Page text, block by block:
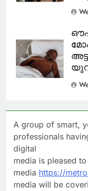
A group of smart,
professionals
digital
media is pleased
media https://
media will be